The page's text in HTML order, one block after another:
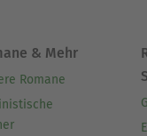
& Mehr
Romane